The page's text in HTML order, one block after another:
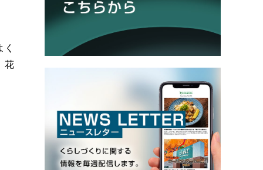
花